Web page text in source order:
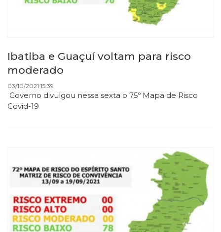
Ibatiba e Guaçuí voltam para risco
moderado
03/10/2021 15:39
Governo divulgou nessa sexta o 75º Mapa de Risco
Covid-19